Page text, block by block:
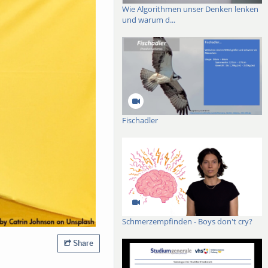
Share
Wie Algorithmen unser Denken lenken
und warum d...
Fischadler
Schmerzempfinden - Boys don't cry?